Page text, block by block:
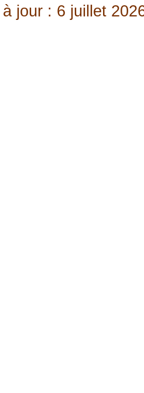
jour : 6 juillet